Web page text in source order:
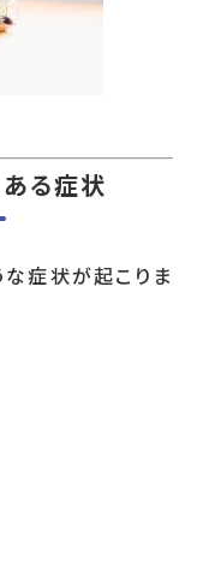
る症状
症状が起こりま